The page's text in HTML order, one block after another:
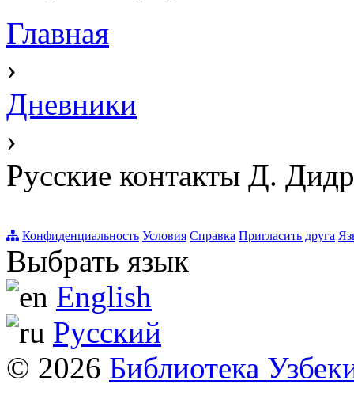
Главная
›
Дневники
›
Русские контакты Д.
Конфиденциальность Условия Справка Пригласить друга
Выбрать язык
English
Русский
© 2026 Библиотека